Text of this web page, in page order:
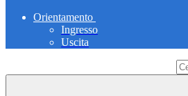
Orientamento
Ingresso
Uscita